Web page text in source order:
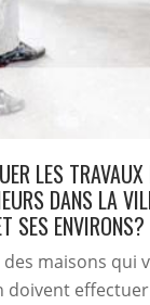
LES
DANS LA
SES ENVIRONS?
maisons qui
doivent